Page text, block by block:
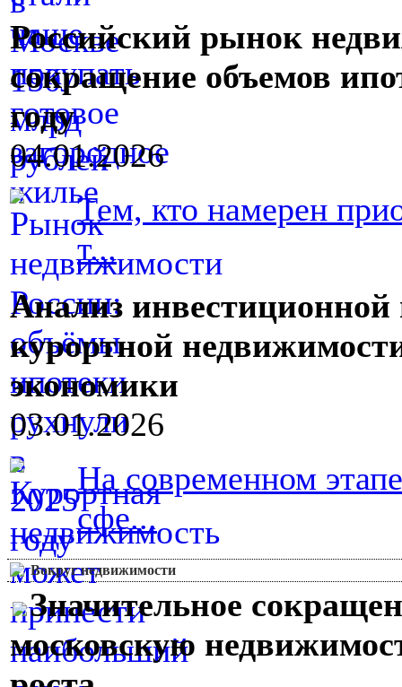
Российский рынок
сокращение объемов
году
04.01.2026
Тем, кто намерен
т...
Анализ инвестиционной
курортной
экономики
03.01.2026
На современном
сфе...
Вокруг недвижимости
Значительное
московскую